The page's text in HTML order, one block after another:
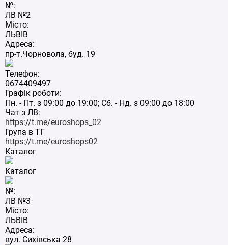
№:
ЛВ №2
Місто:
ЛЬВІВ
Адреса:
пр-т.Чорновола, буд. 19
Телефон:
0674409497
Графік роботи:
Пн. - Пт. з 09:00 до 19:00; Сб. - Нд. з 09:00 до 18:00
Чат з ЛВ:
https://t.me/euroshops_02
Група в ТГ
https://t.me/euroshops02
Каталог
Каталог
№:
ЛВ №3
Місто:
ЛЬВІВ
Адреса:
вул. Сихівська 28